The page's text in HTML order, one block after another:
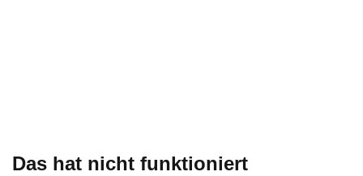
Das hat nicht funktioniert